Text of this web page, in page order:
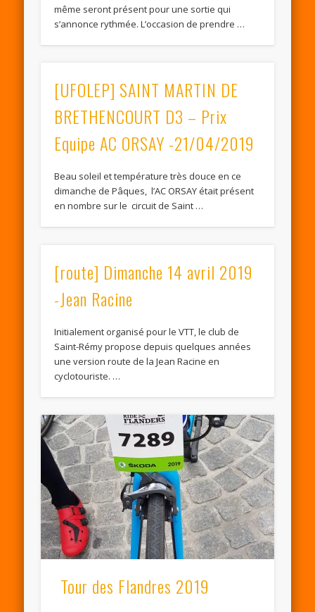
même seront présent pour une sortie qui
s’annonce rythmée. L’occasion de prendre …
[UFOLEP] SAINT MARTIN DE
BRETHENCOURT D3 – Prix
Equipe AC ORSAY -21/04/2019
Beau soleil et température très douce en ce
dimanche de Pâques, l’AC ORSAY était présent
en nombre sur le circuit de Saint …
[route] Dimanche 14 avril 2019
-Jean Racine
Initialement organisé pour le VTT, le club de
Saint-Rémy propose depuis quelques années
une version route de la Jean Racine en
cyclotouriste. …
Tour des Flandres 2019